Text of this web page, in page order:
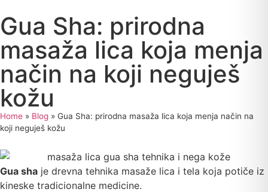
Gua Sha: prirodna
masaža lica koja menja
način na koji neguješ
kožu
Home » Blog » Gua Sha: prirodna masaža lica koja menja način na
koji neguješ kožu
Gua sha je drevna tehnika masaže lica i tela koja potiče iz
kineske tradicionalne medicine.